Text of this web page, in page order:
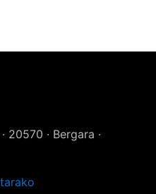
20570 · Bergara ·